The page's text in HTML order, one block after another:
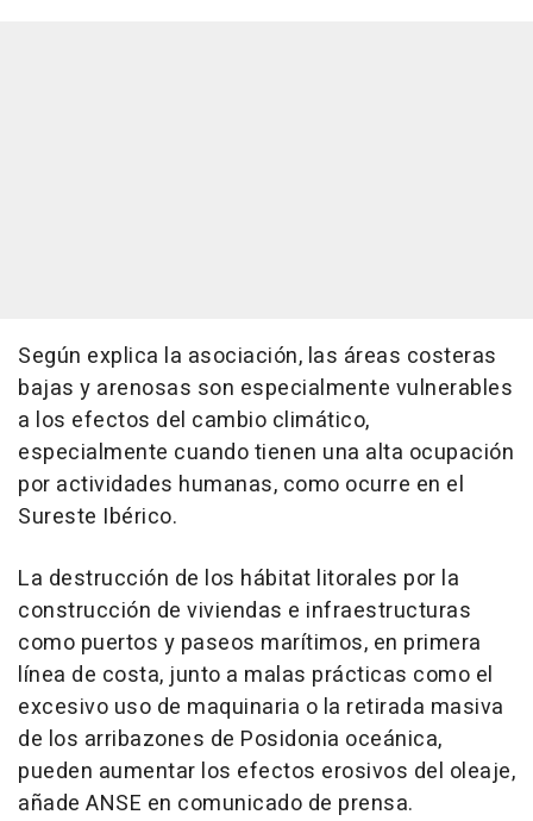
Según explica la asociación, las áreas costeras
bajas y arenosas son especialmente vulnerables
a los efectos del cambio climático,
especialmente cuando tienen una alta ocupación
por actividades humanas, como ocurre en el
Sureste Ibérico.
La destrucción de los hábitat litorales por la
construcción de viviendas e infraestructuras
como puertos y paseos marítimos, en primera
línea de costa, junto a malas prácticas como el
excesivo uso de maquinaria o la retirada masiva
de los arribazones de Posidonia oceánica,
pueden aumentar los efectos erosivos del oleaje,
añade ANSE en comunicado de prensa.